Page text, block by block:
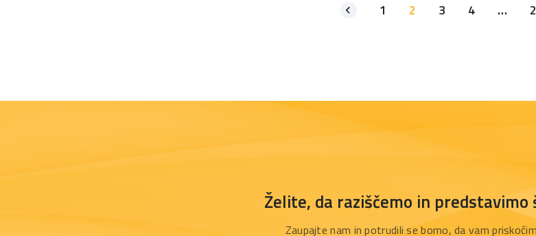
1 2 3 4 …
Želite, da raziščemo in predstavimo
Zaupajte nam in potrudili se bomo, da vam